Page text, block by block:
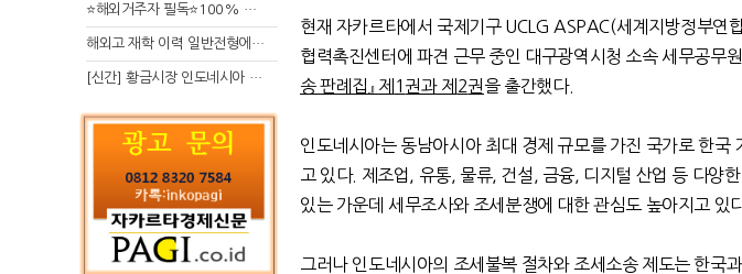
⭐해외거주자 필독⭐100% 온라인 마지막 한국어교원 2급 추가모집 (~8/2)
해외고 재학 이력 일반전형에서 분명한 입시 강점 살리는 전략
[신간] 황금시장 인도네시아 슈퍼리치의 성공 수업
현재 자카르타에서 국제기구UCLG ASPAC(세계지방정부연
협력촉진센터에 파견 근무 중인 대구광역시청 소속 세무공무
송 판례집』 제 1 권과 제 2권 을 출간했다.
인도네시아는 동남아시아 최대 경제 규모를 가진 국가로 한국
고 있다. 제조업 유통, 물류, 건설 금융 디지털 산업 등 다양
있는 가운데 세무조사와 조세분쟁에 대한 관심도 높아지고 있
그러나 인도네시아의 조세불복 절차와 조세소송 제도는 한국